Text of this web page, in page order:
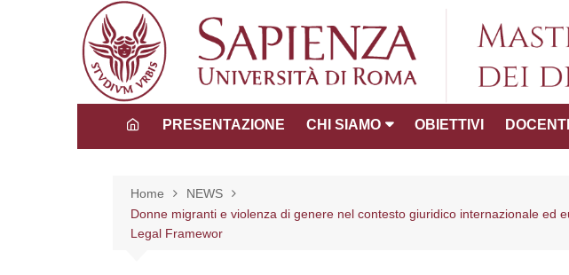
PRESENTAZIONE CHI SIAMO OBIETTIVI DOCENTI
Home
NEWS
Donne migranti e violenza di genere nel contesto giuridico internazionale
Legal Framewor